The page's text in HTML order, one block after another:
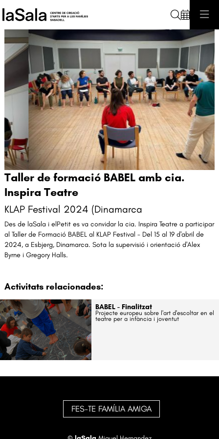
Diapositiva 1 de 2
Taller de formació BABEL amb cia.
Inspira Teatre
KLAP Festival 2024 (Dinamarca
Des de laSala i elPetit es va convidar la cia. Inspira Teatre a participar
al Taller de Formació BABEL al KLAP Festival - Del 15 al 19 d'abril de
2024, a Esbjerg, Dinamarca. Sota la supervisió i orientació d'Alex
Byrne i Gregory Halls.
Activitats relacionades:
BABEL - Finalitzat
Projecte europeu sobre l'art d'escoltar en el
teatre per a infància i joventut
FES-TE FAMÍLIA AMIGA